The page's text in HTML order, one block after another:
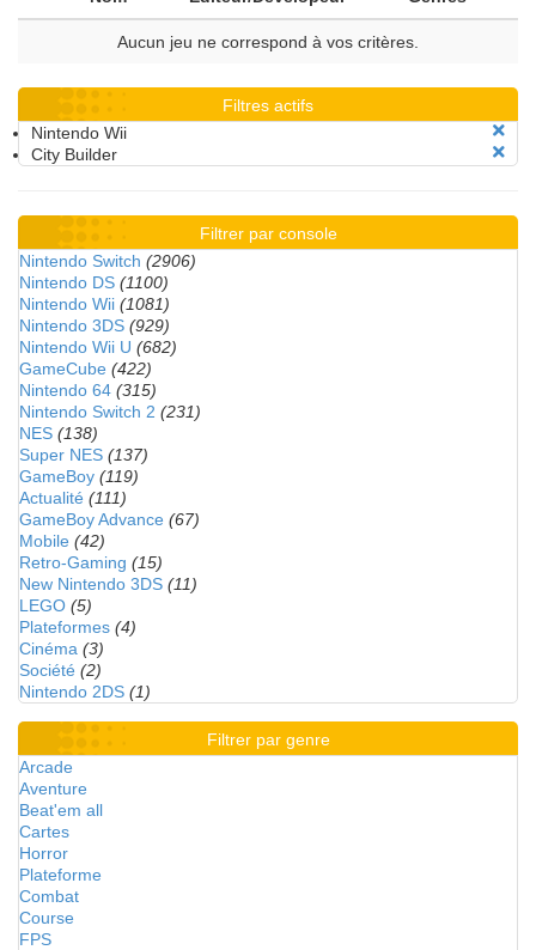
Aucun jeu ne correspond à vos critères.
Filtres actifs
Nintendo Wii
City Builder
Filtrer par console
Nintendo Switch (2906)
Nintendo DS (1100)
Nintendo Wii (1081)
Nintendo 3DS (929)
Nintendo Wii U (682)
GameCube (422)
Nintendo 64 (315)
Nintendo Switch 2 (231)
NES (138)
Super NES (137)
GameBoy (119)
Actualité (111)
GameBoy Advance (67)
Mobile (42)
Retro-Gaming (15)
New Nintendo 3DS (11)
LEGO (5)
Plateformes (4)
Cinéma (3)
Société (2)
Nintendo 2DS (1)
Filtrer par genre
Arcade
Aventure
Beat'em all
Cartes
Horror
Plateforme
Combat
Course
FPS